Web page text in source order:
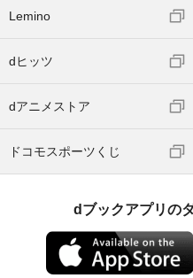
Lemino
dヒッツ
dアニメストア
ドコモスポーツくじ
dブックアプリの